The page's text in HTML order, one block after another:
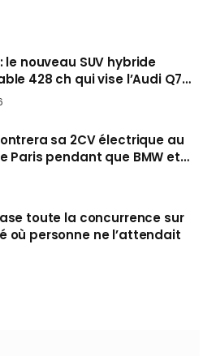
le nouveau SUV hybride
428 ch qui vise l’Audi Q7
cet automne
sa 2CV électrique au
Paris pendant que BMW et
le salon
toute la concurrence sur
où personne ne l’attendait